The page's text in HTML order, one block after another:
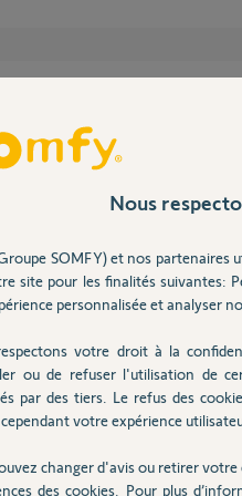
Vous la trouvez ici:
gsm.html
le préconise MC.
6 ans
Nous
SOMFY) et nos partenaires
site pour les finalités suivantes:
personnalisée et analyser
votre droit à la
ou de refuser l'utilisation de
par des tiers. Le refus des
votre expérience
changer d'avis ou retirer
des cookies. Pour plus